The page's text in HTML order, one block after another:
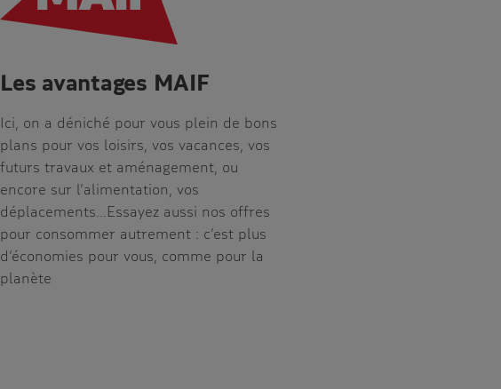
Les avantages MAIF
Ici, on a déniché pour vous plein de bons
plans pour vos loisirs, vos vacances, vos
futurs travaux et aménagement, ou
encore sur l’alimentation, vos
déplacements…Essayez aussi nos offres
pour consommer autrement : c’est plus
d’économies pour vous, comme pour la
planète